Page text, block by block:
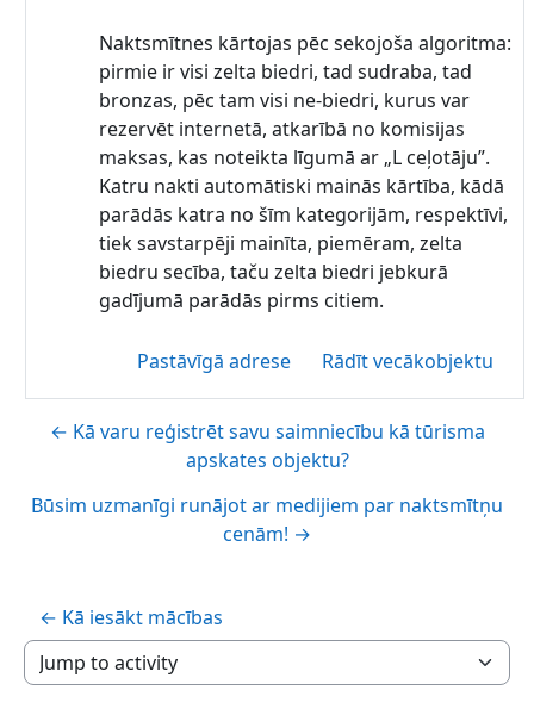
Naktsmītnes kārtojas pēc sekojoša algoritma:
pirmie ir visi zelta biedri, tad sudraba, tad
bronzas, pēc tam visi ne-biedri, kurus var
rezervēt internetā, atkarībā no komisijas
maksas, kas noteikta līgumā ar „L ceļotāju”.
Katru nakti automātiski mainās kārtība, kādā
parādās katra no šīm kategorijām, respektīvi,
tiek savstarpēji mainīta, piemēram, zelta
biedru secība, taču zelta biedri jebkurā
gadījumā parādās pirms citiem.
Pastāvīgā adrese Rādīt vecākobjektu
← Kā varu reģistrēt savu saimniecību kā tūrisma
apskates objektu?
Būsim uzmanīgi runājot ar medijiem par naktsmītņu
cenām! →
← Kā iesākt mācības
Jump to activity